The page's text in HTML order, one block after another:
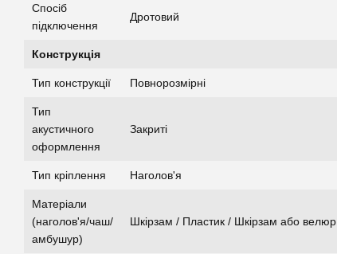
Спосіб
підключення
Дротовий
Конструкція
Тип конструкції Повнорозмірні
Тип
акустичного
оформлення
Закриті
Тип кріплення Наголов'я
Матеріали
(наголов'я/чаш/
амбушур)
Шкірзам / Пластик / Шкірзам або велюр